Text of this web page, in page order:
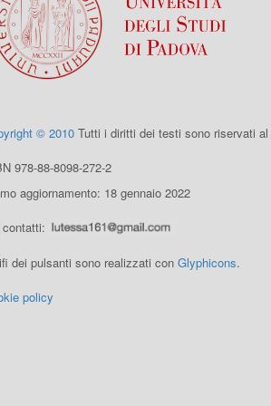
© 2010 Tutti i diritti dei testi sono riservati
978-88-8098-272-2
aggiornamento: 18 gennaio 2022
contatti:
dei pulsanti sono realizzati con Glyphicons.
policy